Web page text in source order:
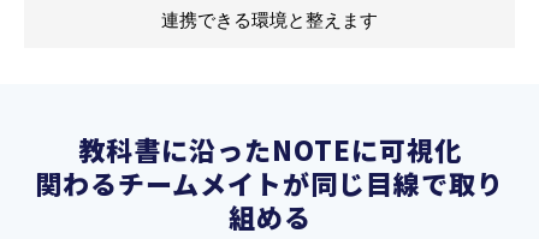
連携できる環境と整えます
教科書に沿ったNOTEに可視化
関わるチームメイトが同じ目線で取り
組める